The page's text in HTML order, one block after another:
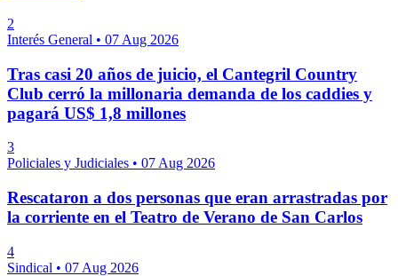
2
Interés General • 07 Aug 2026
Tras casi 20 años de juicio, el Cantegril Country
Club cerró la millonaria demanda de los caddies y
pagará US$ 1,8 millones
3
Policiales y Judiciales • 07 Aug 2026
Rescataron a dos personas que eran arrastradas por
la corriente en el Teatro de Verano de San Carlos
4
Sindical • 07 Aug 2026